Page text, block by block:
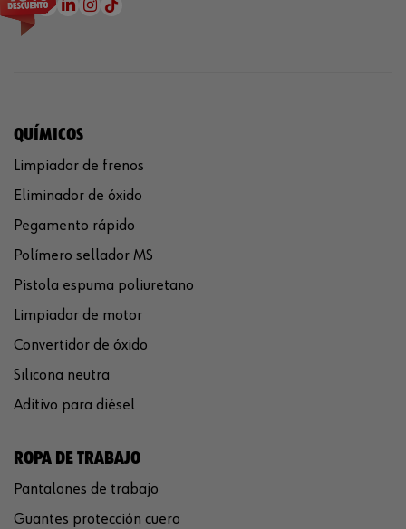
QUÍMICOS
Limpiador de frenos
Eliminador de óxido
Pegamento rápido
Polímero sellador MS
Pistola espuma poliuretano
Limpiador de motor
Convertidor de óxido
Silicona neutra
Aditivo para diésel
ROPA DE TRABAJO
Pantalones de trabajo
Guantes protección cuero